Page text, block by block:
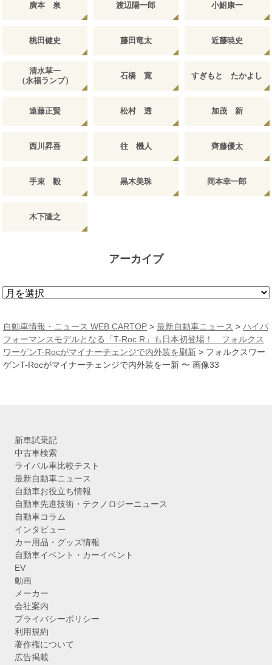
廣本 泉 渡辺陽一郎 小鮒康一
桃田健史 藤田竜太 近藤暁史
清水草一
（永福ランプ）
石橋 寛 すぎもと たかよし
遠藤正賢 松村 透 加茂 新
西川昇吾 往 機人 齊藤優太
手束 毅 黒木美珠 岡本幸一郎
木下隆之
アーカイブ
ア
カ
イ
ブ
自動車情報・ニュース WEB CARTOP > 最新自動車ニュース > ハイパ
フォーマンスモデルとなる「T-Roc R」も日本初登場！ フォルクス
ワーゲンT-Rocがマイナーチェンジで内外装を刷新 > フォルクスワー
ゲンT-Rocがマイナーチェンジで内外装を一新 〜 画像33
新車試乗記
中古車検索
ライバル車比較テスト
最新自動車ニュース
自動車お役立ち情報
自動車先進技術・テクノロジーニュース
自動車コラム
インタビュー
カー用品・グッズ情報
自動車イベント・カーイベント
EV
動画
メーカー
会社案内
プライバシーポリシー
利用規約
著作権について
広告掲載